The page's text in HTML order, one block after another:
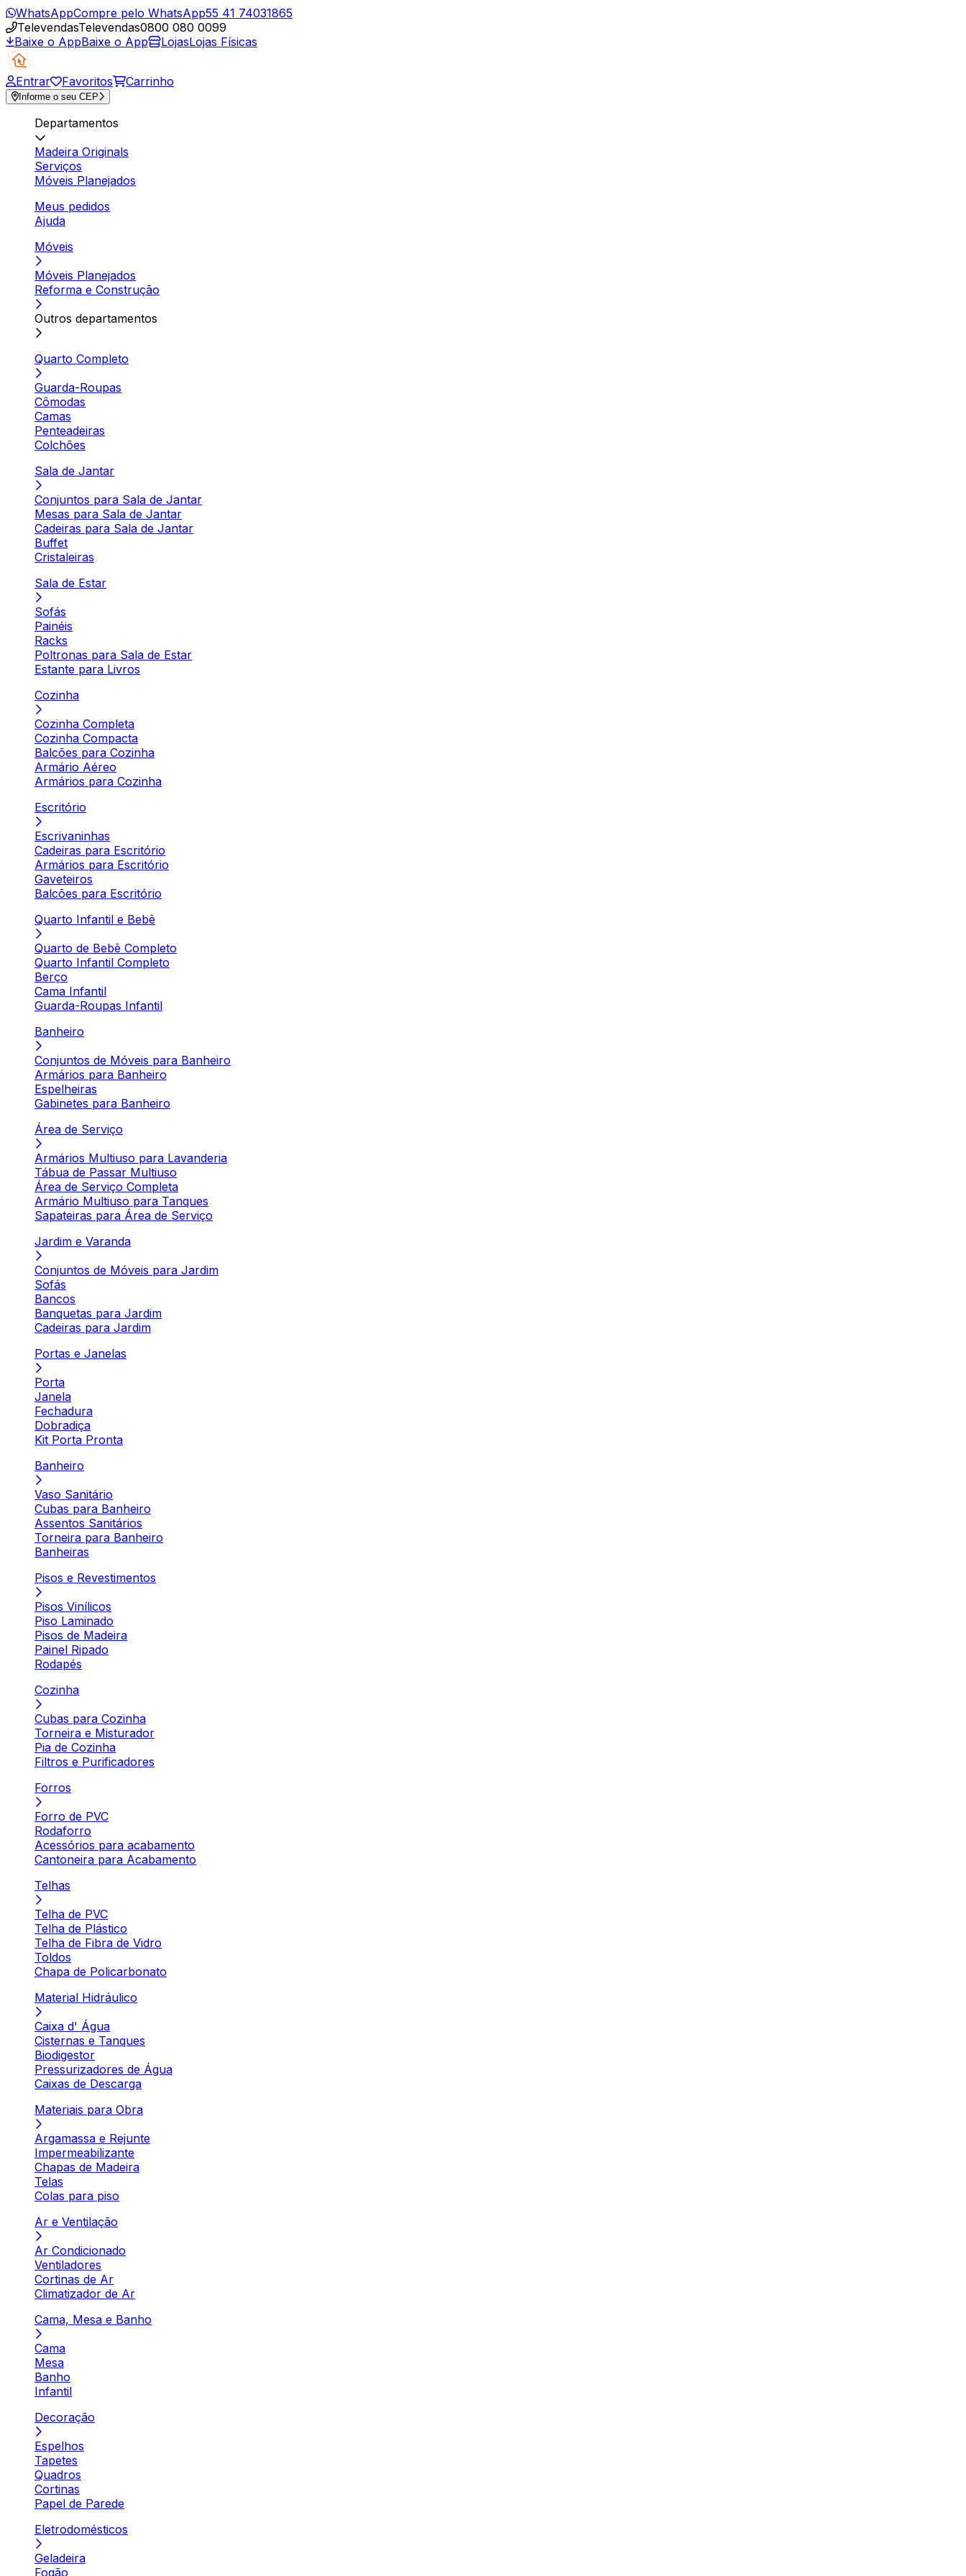
WhatsAppCompre pelo WhatsApp55 41 74031865
TelevendasTelevendas0800 080 0099
Baixe o AppBaixe o App LojasLojas Físicas
Entrar Favoritos Carrinho
Informe o seu CEP
Departamentos
Madeira Originals
Serviços
Móveis Planejados
Meus pedidos
Ajuda
Móveis
Móveis Planejados
Reforma e Construção
Outros departamentos
Quarto Completo
Guarda-Roupas
Cômodas
Camas
Penteadeiras
Colchões
Sala de Jantar
Conjuntos para Sala de Jantar
Mesas para Sala de Jantar
Cadeiras para Sala de Jantar
Buffet
Cristaleiras
Sala de Estar
Sofás
Painéis
Racks
Poltronas para Sala de Estar
Estante para Livros
Cozinha
Cozinha Completa
Cozinha Compacta
Balcões para Cozinha
Armário Aéreo
Armários para Cozinha
Escritório
Escrivaninhas
Cadeiras para Escritório
Armários para Escritório
Gaveteiros
Balcões para Escritório
Quarto Infantil e Bebê
Quarto de Bebê Completo
Quarto Infantil Completo
Berço
Cama Infantil
Guarda-Roupas Infantil
Banheiro
Conjuntos de Móveis para Banheiro
Armários para Banheiro
Espelheiras
Gabinetes para Banheiro
Área de Serviço
Armários Multiuso para Lavanderia
Tábua de Passar Multiuso
Área de Serviço Completa
Armário Multiuso para Tanques
Sapateiras para Área de Serviço
Jardim e Varanda
Conjuntos de Móveis para Jardim
Sofás
Bancos
Banquetas para Jardim
Cadeiras para Jardim
Portas e Janelas
Porta
Janela
Fechadura
Dobradiça
Kit Porta Pronta
Banheiro
Vaso Sanitário
Cubas para Banheiro
Assentos Sanitários
Torneira para Banheiro
Banheiras
Pisos e Revestimentos
Pisos Vinílicos
Piso Laminado
Pisos de Madeira
Painel Ripado
Rodapés
Cozinha
Cubas para Cozinha
Torneira e Misturador
Pia de Cozinha
Filtros e Purificadores
Forros
Forro de PVC
Rodaforro
Acessórios para acabamento
Cantoneira para Acabamento
Telhas
Telha de PVC
Telha de Plástico
Telha de Fibra de Vidro
Toldos
Chapa de Policarbonato
Material Hidráulico
Caixa d' Água
Cisternas e Tanques
Biodigestor
Pressurizadores de Água
Caixas de Descarga
Materiais para Obra
Argamassa e Rejunte
Impermeabilizante
Chapas de Madeira
Telas
Colas para piso
Ar e Ventilação
Ar Condicionado
Ventiladores
Cortinas de Ar
Climatizador de Ar
Cama, Mesa e Banho
Cama
Mesa
Banho
Infantil
Decoração
Espelhos
Tapetes
Quadros
Cortinas
Papel de Parede
Eletrodomésticos
Geladeira
Fogão